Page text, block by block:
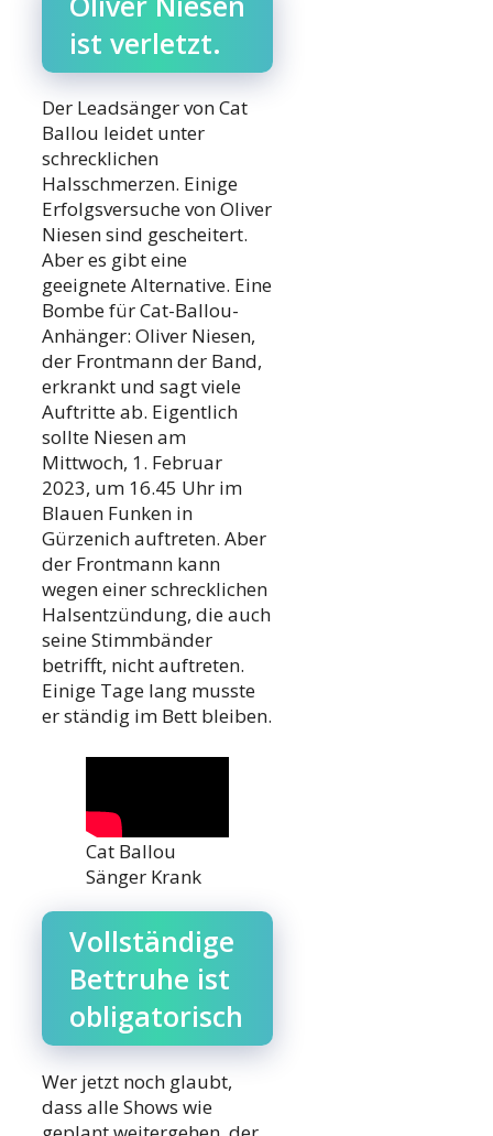
ist verletzt.
Der Leadsänger von Cat
Ballou leidet unter
schrecklichen
Halsschmerzen. Einige
Erfolgsversuche von Oliver
Niesen sind gescheitert.
Aber es gibt eine
geeignete Alternative. Eine
Bombe für Cat-Ballou-
Anhänger: Oliver Niesen,
der Frontmann der Band,
erkrankt und sagt viele
Auftritte ab. Eigentlich
sollte Niesen am
Mittwoch, 1. Februar
2023, um 16.45 Uhr im
Blauen Funken in
Gürzenich auftreten. Aber
der Frontmann kann
wegen einer schrecklichen
Halsentzündung, die auch
seine Stimmbänder
betrifft, nicht auftreten.
Einige Tage lang musste
er ständig im Bett bleiben.
Cat Ballou
Sänger Krank
Vollständige
Bettruhe ist
obligatorisch
Wer jetzt noch glaubt,
dass alle Shows wie